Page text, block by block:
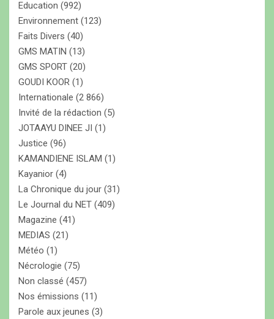
Education (992)
Environnement (123)
Faits Divers (40)
GMS MATIN (13)
GMS SPORT (20)
GOUDI KOOR (1)
Internationale (2 866)
Invité de la rédaction (5)
JOTAAYU DINEE JI (1)
Justice (96)
KAMANDIENE ISLAM (1)
Kayanior (4)
La Chronique du jour (31)
Le Journal du NET (409)
Magazine (41)
MEDIAS (21)
Météo (1)
Nécrologie (75)
Non classé (457)
Nos émissions (11)
Parole aux jeunes (3)